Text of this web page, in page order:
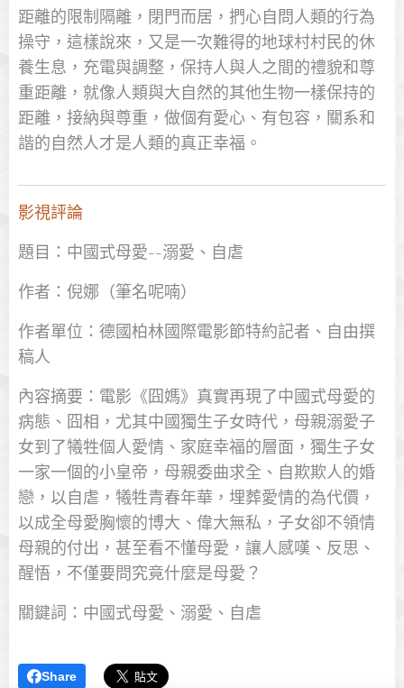
距離的限制隔離，閉門而居，捫心自問人類的行為
操守，這樣說來，又是一次難得的地球村村民的休
養生息，充電與調整，保持人與人之間的禮貌和尊
重距離，就像人類與大自然的其他生物一樣保持的
距離，接納與尊重，做個有愛心、有包容，關系和
諧的自然人才是人類的真正幸福。
影視評論
題目：中國式母愛--溺愛、自虐
作者：倪娜（筆名呢喃）
作者單位：德國柏林國際電影節特約記者、自由撰
稿人
內容摘要：電影《囧媽》真實再現了中國式母愛的
病態、囧相，尤其中國獨生子女時代，母親溺愛子
女到了犧牲個人愛情、家庭幸福的層面，獨生子女
一家一個的小皇帝，母親委曲求全、自欺欺人的婚
戀，以自虐，犧牲青春年華，埋葬愛情的為代價，
以成全母愛胸懷的博大、偉大無私，子女卻不領情
母親的付出，甚至看不懂母愛，讓人感嘆、反思、
醒悟，不僅要問究竟什麼是母愛？
關鍵詞：中國式母愛、溺愛、自虐
Share